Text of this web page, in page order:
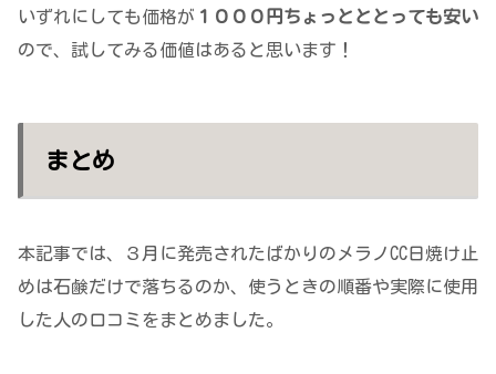
いずれにしても価格が １０００円ちょっとととっても安い
ので、試してみる価値はあると思います！
まとめ
本記事では、３月に発売されたばかりのメラノCC日焼け止
めは石鹸だけで落ちるのか、使うときの順番や実際に使用
した人の口コミをまとめました。